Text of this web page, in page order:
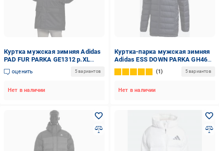
Куртка мужская зимняя Adidas
PAD FUR PARKA GE1312 р.XL
черная
оценить 5 вариантов
Нет в наличии
Куртка-парка мужская зимняя
Adidas ESS DOWN PARKA GH4605
р.L черная
1 5 вариантов
Нет в наличии